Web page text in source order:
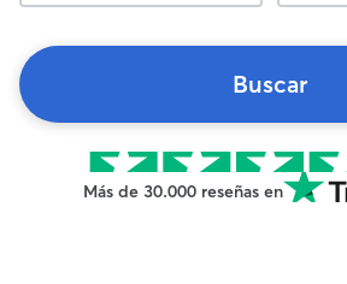
Buscar
Más de 30.000 reseñas en